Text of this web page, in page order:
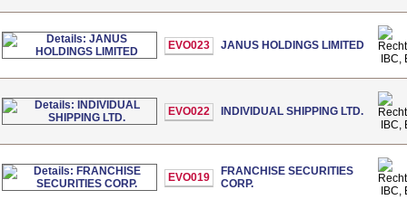
EVO023
JANUS HOLDINGS LIMITED
IBC,
EVO022
INDIVIDUAL SHIPPING LTD.
IBC,
EVO019
FRANCHISE SECURITIES
CORP.
IBC,